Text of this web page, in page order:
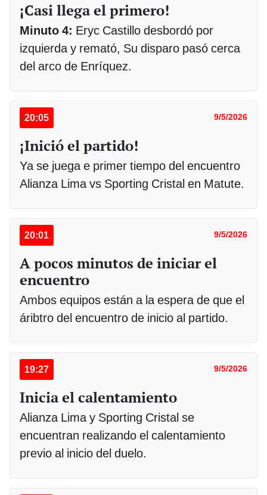
¡Casi llega el primero!
Minuto 4: Eryc Castillo desbordó por
izquierda y remató, Su disparo pasó cerca
del arco de Enríquez.
20:05 9/5/2026
¡Inició el partido!
Ya se juega e primer tiempo del encuentro
Alianza Lima vs Sporting Cristal en Matute.
20:01 9/5/2026
A pocos minutos de iniciar el
encuentro
Ambos equipos están a la espera de que el
áribtro del encuentro de inicio al partido.
19:27 9/5/2026
Inicia el calentamiento
Alianza Lima y Sporting Cristal se
encuentran realizando el calentamiento
previo al inicio del duelo.